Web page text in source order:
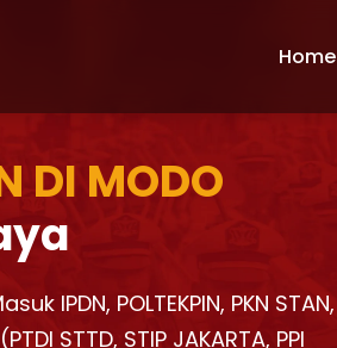
Home
DI MODO
IPDN, POLTEKPIN, PKN STAN,
STTD, STIP JAKARTA, PPI